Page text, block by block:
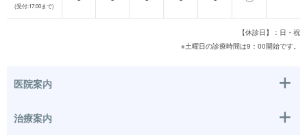
【休診日】：日・祝
※土曜日の診療時間は9：00開始です。
(受付:17:00まで)
医院案内
治療案内